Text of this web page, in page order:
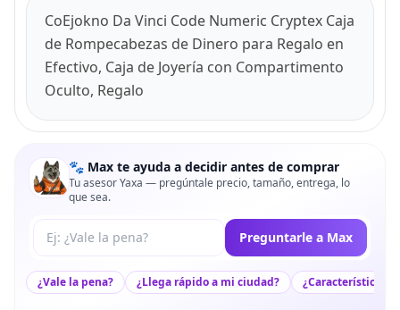
CoEjokno Da Vinci Code Numeric Cryptex Caja
de Rompecabezas de Dinero para Regalo en
Efectivo, Caja de Joyería con Compartimento
Oculto, Regalo
🐾 Max te ayuda a decidir antes de comprar
Tu asesor Yaxa — pregúntale precio, tamaño, entrega, lo
que sea.
Tu pregunta a Max Preguntarle a Max
¿Vale la pena? ¿Llega rápido a mi ciudad? ¿Características